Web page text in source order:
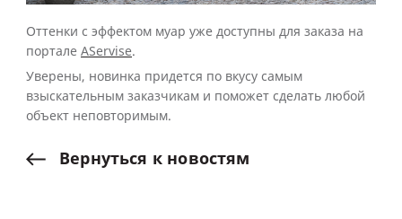
Оттенки с эффектом муар уже доступны для заказа на
порталеAServise.
Уверены, новинка придется по вкусу самым
взыскательным заказчикам и поможет сделать любой
объект неповторимым.
Вернуться к новостям